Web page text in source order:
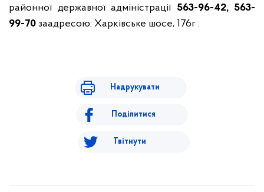
районної державної адміністрації 563-96-42, 563-
99-70 заадресою: Харківське шосе, 176г .
Надрукувати
Поділитися
Твітнути